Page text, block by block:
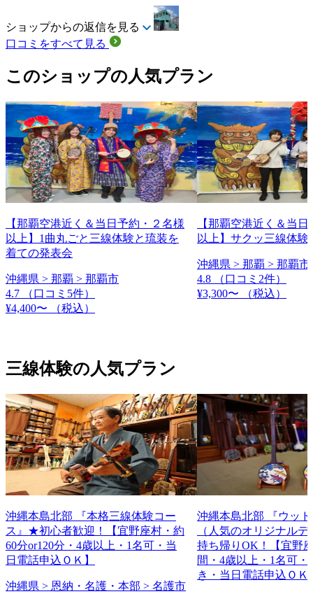
ショップからの返信を見る
口コミをすべて見る
このショップの人気プラン
【那覇空港近く＆当日予約・２名様
以上】1曲丸ごと三線体験と琉装を
着ての発表会
沖縄県 > 那覇 > 那覇市
4.7
（口コミ5件）
¥4,400〜
（税込）
【那覇空港近く＆当
以上】サクッ三線体験
沖縄県 > 那覇 > 那覇市
4.8
（口コミ2件）
¥3,300〜
（税込）
三線体験の人気プラン
沖縄本島北部 『本格三線体験コー
ス』★初心者歓迎！【宜野座村・約
60分or120分・4歳以上・1名可・当
日電話申込ＯＫ】
沖縄県 > 恩納・名護・本部 > 名護市
沖縄本島北部 『ウッ
（人気のオリジナル
持ち帰りOK！【宜野
間・4歳以上・1名可
き・当日電話申込ＯＫ